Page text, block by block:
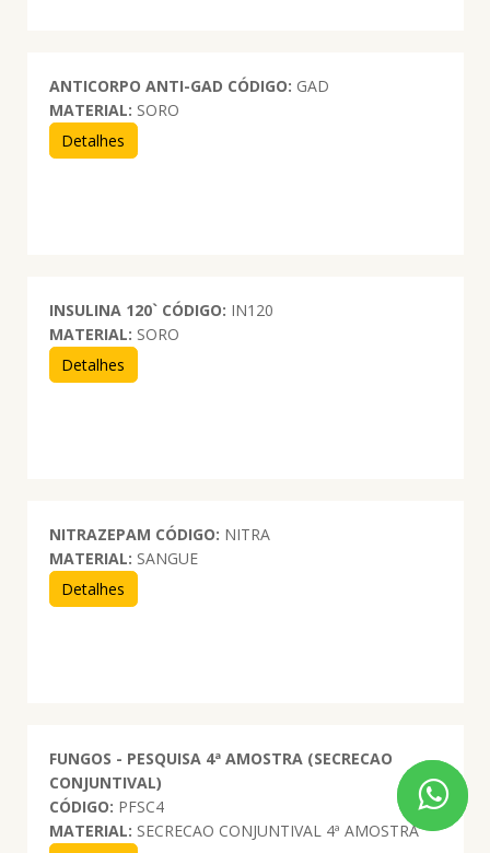
ANTICORPO ANTI-GAD CÓDIGO: GAD
MATERIAL: SORO
Detalhes
INSULINA 120` CÓDIGO: IN120
MATERIAL: SORO
Detalhes
NITRAZEPAM CÓDIGO: NITRA
MATERIAL: SANGUE
Detalhes
FUNGOS - PESQUISA 4ª AMOSTRA (SECRECAO
CONJUNTIVAL)
CÓDIGO: PFSC4
MATERIAL: SECRECAO CONJUNTIVAL 4ª AMOSTRA